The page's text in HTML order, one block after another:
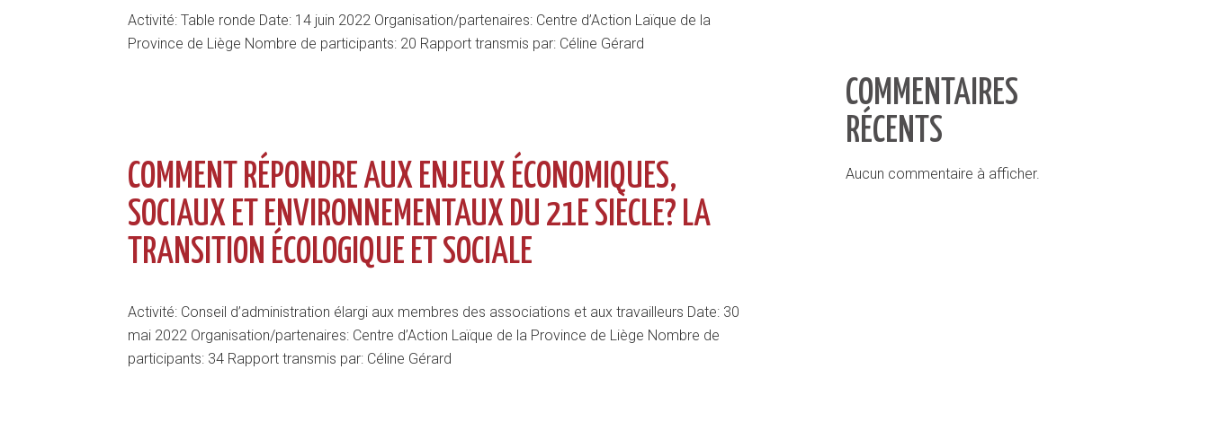
Activité: Table ronde Date: 14 juin 2022 Organisation/partenaires: Centre d’Action Laïque de la
Province de Liège Nombre de participants: 20 Rapport transmis par: Céline Gérard
COMMENT RÉPONDRE AUX ENJEUX ÉCONOMIQUES,
SOCIAUX ET ENVIRONNEMENTAUX DU 21E SIÈCLE? LA
TRANSITION ÉCOLOGIQUE ET SOCIALE
Activité: Conseil d’administration élargi aux membres des associations et aux travailleurs Date: 30
mai 2022 Organisation/partenaires: Centre d’Action Laïque de la Province de Liège Nombre de
participants: 34 Rapport transmis par: Céline Gérard
COMMENTAIRES
RÉCENTS
Aucun commentaire à afficher.